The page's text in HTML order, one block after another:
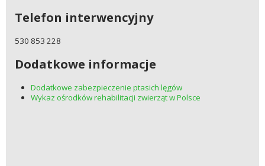
Telefon interwencyjny
530 853 228
Dodatkowe informacje
Dodatkowe zabezpieczenie ptasich lęgów
Wykaz ośrodków rehabilitacji zwierząt w Polsce